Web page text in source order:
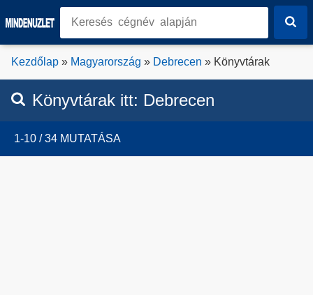
Kezdőlap » Magyarország » Debrecen » Könyvtárak
Könyvtárak itt: Debrecen
1-10 / 34 MUTATÁSA